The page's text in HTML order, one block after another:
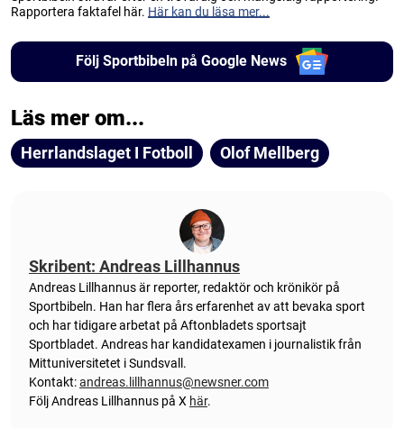
Rapportera faktafel här. Här kan du läsa mer...
Följ Sportbibeln på Google News
Läs mer om...
Herrlandslaget I Fotboll Olof Mellberg
Skribent: Andreas Lillhannus
Andreas Lillhannus är reporter, redaktör och krönikör på
Sportbibeln. Han har flera års erfarenhet av att bevaka sport
och har tidigare arbetat på Aftonbladets sportsajt
Sportbladet. Andreas har kandidatexamen i journalistik från
Mittuniversitetet i Sundsvall.
Kontakt:andreas.lillhannus@newsner.com
Följ Andreas Lillhannus på X här.